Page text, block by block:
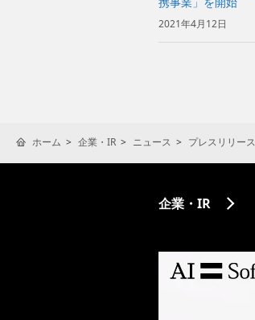
2021年4月12日
ホーム 企業・IR ニュース プレスリリース
企業・IR